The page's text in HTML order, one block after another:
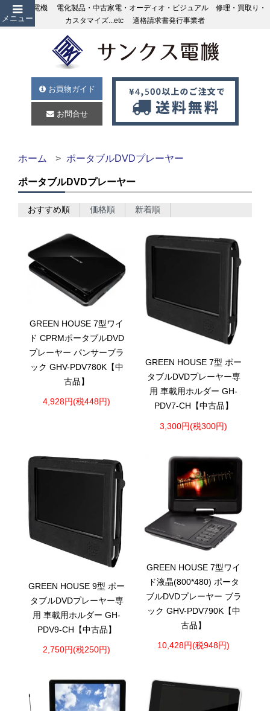
メニュー
サンクス電機 電化製品・中古家電・オーディオ・ビジュアル 修理・買取り・
カスタマイズ...etc 適格請求書発行事業者
お買物ガイド
お問合せ
ホーム ポータブルDVDプレーヤー
ポータブルDVDプレーヤー
おすすめ順 価格順 新着順
GREEN HOUSE 7型ワイ
ド CPRMポータブルDVD
プレーヤー パンサーブラ
ック GHV-PDV780K【中
古品】
4,928円(税448円)
GREEN HOUSE 7型 ポー
タブルDVDプレーヤー専
用 車載用ホルダー GH-
PDV7-CH【中古品】
3,300円(税300円)
GREEN HOUSE 9型 ポー
タブルDVDプレーヤー専
用 車載用ホルダー GH-
PDV9-CH【中古品】
2,750円(税250円)
GREEN HOUSE 7型ワイ
ド液晶(800*480) ポータ
ブルDVDプレーヤー ブラ
ック GHV-PDV790K【中
古品】
10,428円(税948円)